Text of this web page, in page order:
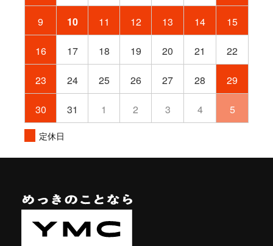
9 10 11 12 13 14 15
16 17 18 19 20 21 22
23 24 25 26 27 28 29
30 31 1 2 3 4 5
定休日